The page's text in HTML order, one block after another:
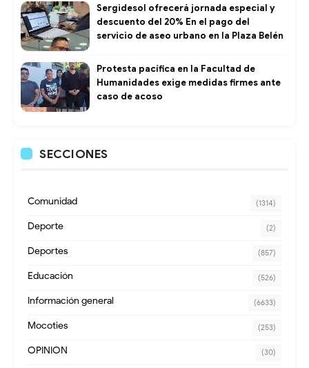
Sergidesol ofrecerá jornada especial y
descuento del 20% En el pago del
servicio de aseo urbano en la Plaza Belén
Protesta pacífica en la Facultad de
Humanidades exige medidas firmes ante
caso de acoso
SECCIONES
Comunidad (1314)
Deporte (2)
Deportes (857)
Educación (526)
Información general (6633)
Mocoties (253)
OPINION (30)